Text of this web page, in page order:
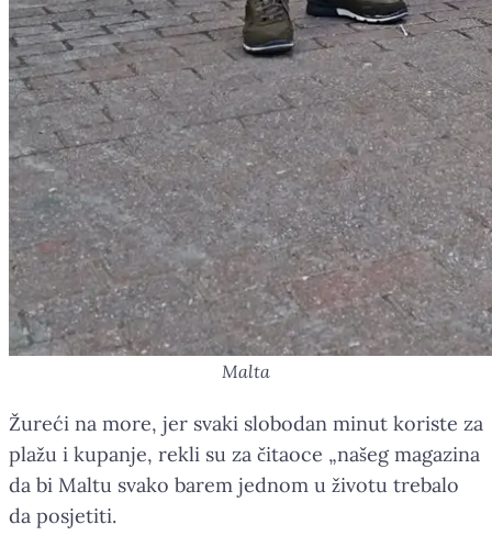
Malta
Žureći na more, jer svaki slobodan minut koriste za
plažu i kupanje, rekli su za čitaoce „našeg magazina
da bi Maltu svako barem jednom u životu trebalo
da posjetiti.